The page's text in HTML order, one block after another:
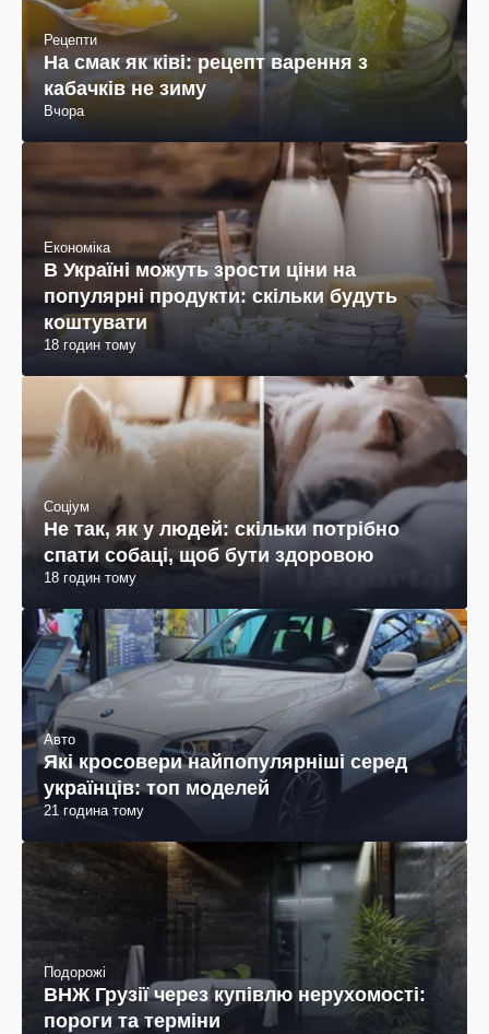
Рецепти
На смак як ківі: рецепт варення з
кабачків не зиму
Вчора
Економіка
В Україні можуть зрости ціни на
популярні продукти: скільки будуть
коштувати
18 годин тому
Соціум
Не так, як у людей: скільки потрібно
спати собаці, щоб бути здоровою
18 годин тому
Авто
Які кросовери найпопулярніші серед
українців: топ моделей
21 година тому
Подорожі
ВНЖ Грузії через купівлю нерухомості:
пороги та терміни